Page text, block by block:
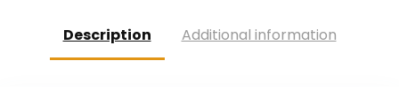
Description Additional information